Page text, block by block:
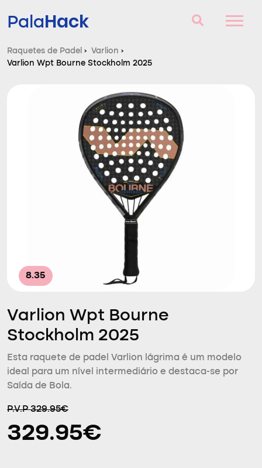
PalaHack
Raquetes de Padel
Perguntas e respostas
Comparador
Raquetes de Padel › Varlion ›
Varlion Wpt Bourne Stockholm 2025
8.35
Varlion Wpt Bourne
Stockholm 2025
Esta raquete de padel Varlion lágrima é um modelo
ideal para um nível intermediário e destaca-se por
Saída de Bola.
P.V.P 329.95€
329.95€